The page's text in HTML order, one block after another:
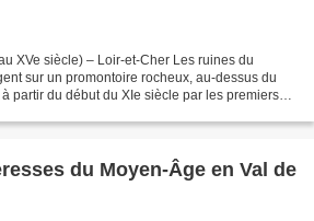
XVe siècle) – Loir-et-Cher Les ruines du
sur un promontoire rocheux, au-dessus du
partir du début du XIe siècle par les premiers
du Moyen-Âge en Val de